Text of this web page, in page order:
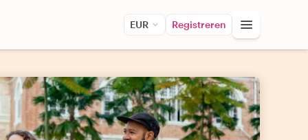
EUR Registreren